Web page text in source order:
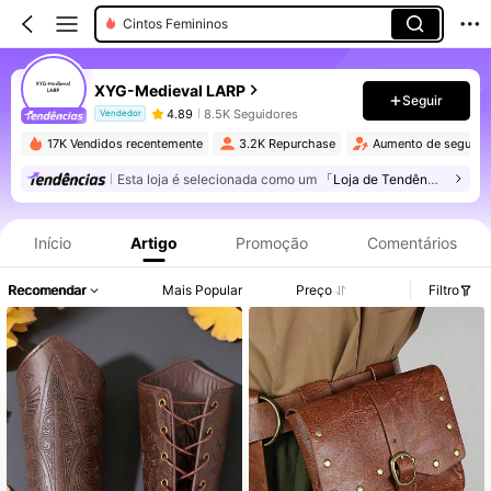
Cintos Femininos
XYG-Medieval LARP
Vendedor 4.89 8.5K Seguidores
Seguir
17K Vendidos recentemente 3.2K Repurchase Aumento de
Esta loja é selecionada como um 「Loja de Tendências」
Início Artigo Promoção Comentários
Recomendar Mais Popular Preço Filtro